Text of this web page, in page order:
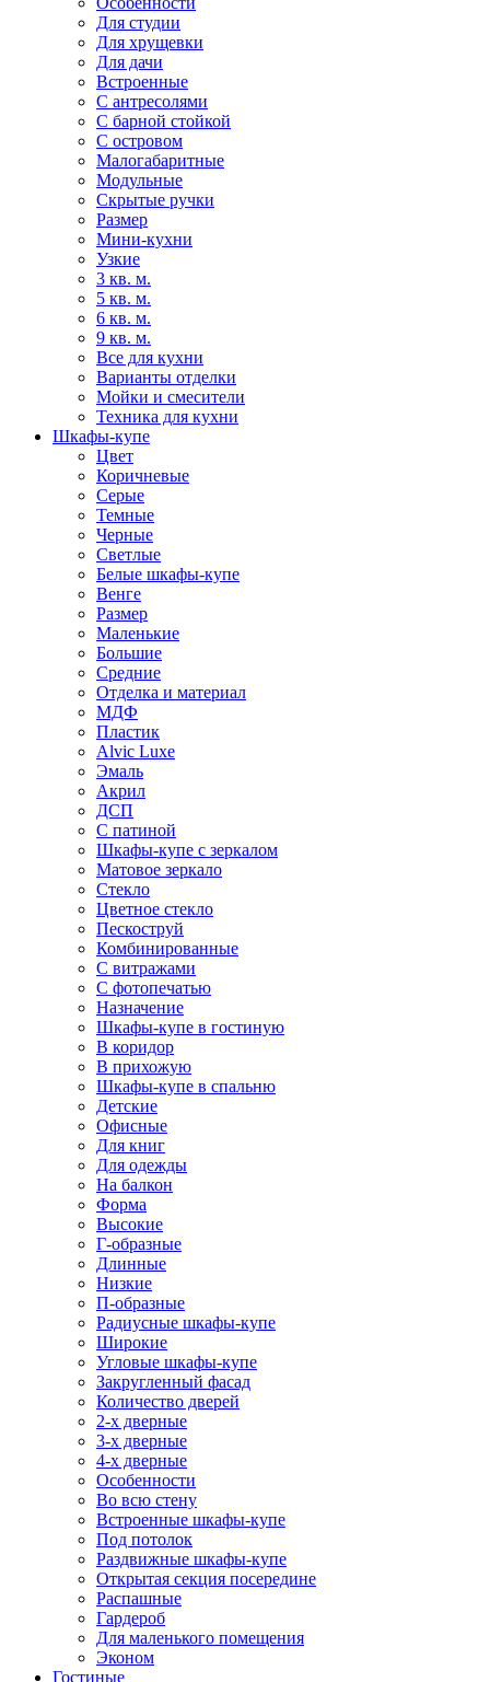
Для студии
Для хрущевки
Для дачи
Встроенные
С антресолями
С барной стойкой
С островом
Малогабаритные
Модульные
Скрытые ручки
Размер
Мини-кухни
Узкие
3 кв. м.
5 кв. м.
6 кв. м.
9 кв. м.
Все для кухни
Варианты отделки
Мойки и смесители
Техника для кухни
Шкафы-купе
Цвет
Коричневые
Серые
Темные
Черные
Светлые
Белые шкафы-купе
Венге
Размер
Маленькие
Большие
Средние
Отделка и материал
МДФ
Пластик
Alvic Luxe
Эмаль
Акрил
ДСП
С патиной
Шкафы-купе с зеркалом
Матовое зеркало
Стекло
Цветное стекло
Пескоструй
Комбинированные
С витражами
С фотопечатью
Назначение
Шкафы-купе в гостиную
В коридор
В прихожую
Шкафы-купе в спальню
Детские
Офисные
Для книг
Для одежды
На балкон
Форма
Высокие
Г-образные
Длинные
Низкие
П-образные
Радиусные шкафы-купе
Широкие
Угловые шкафы-купе
Закругленный фасад
Количество дверей
2-х дверные
3-х дверные
4-х дверные
Особенности
Во всю стену
Встроенные шкафы-купе
Под потолок
Раздвижные шкафы-купе
Открытая секция посередине
Распашные
Гардероб
Для маленького помещения
Эконом
Гостиные